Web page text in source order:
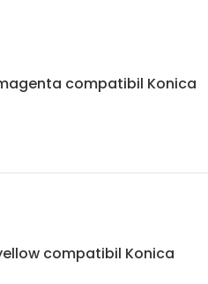
compatibil Konica
compatibil Konica